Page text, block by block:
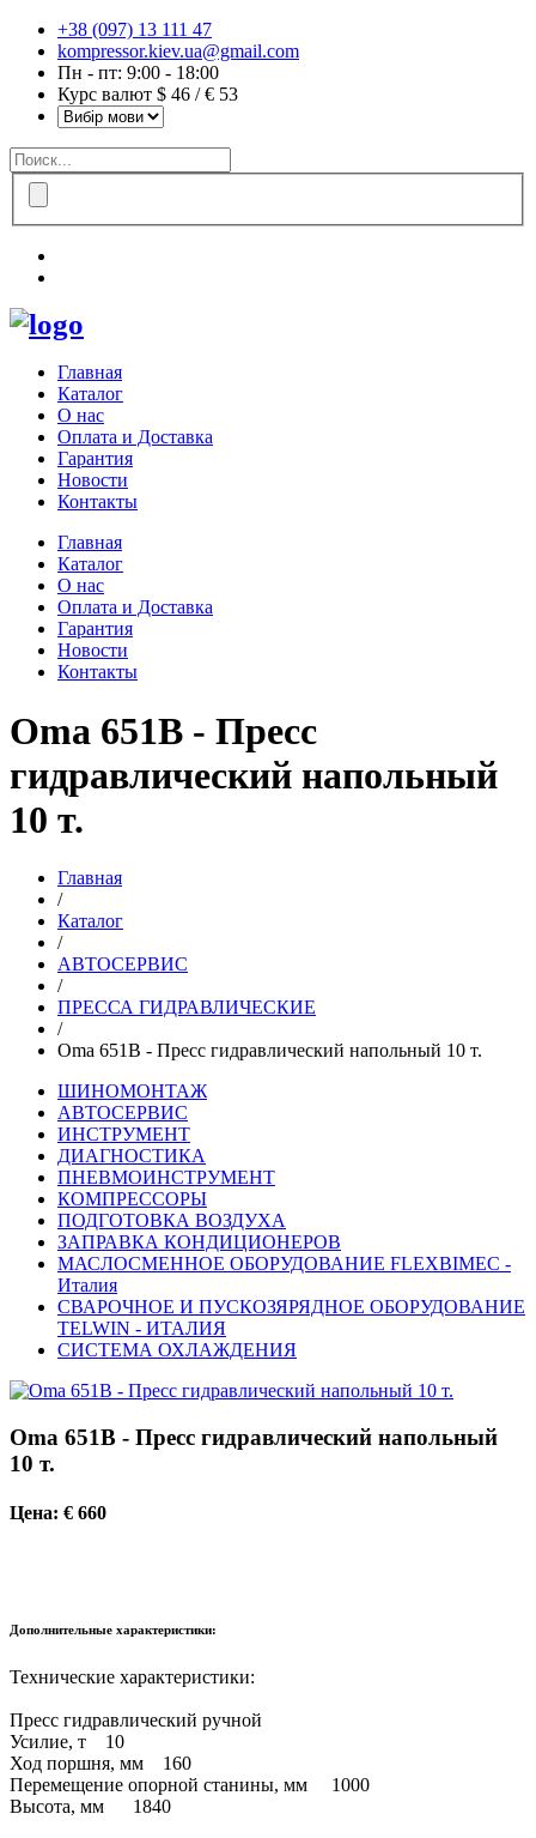
+38 (097) 13 111 47
kompressor.kiev.ua@gmail.com
Пн - пт: 9:00 - 18:00
Курс валют $ 46 / € 53
Главная
Каталог
О нас
Оплата и Доставка
Гарантия
Новости
Контакты
Главная
Каталог
О нас
Оплата и Доставка
Гарантия
Новости
Контакты
Oma 651B - Пресс
гидравлический напольный
10 т.
Главная
/
Каталог
/
АВТОСЕРВИС
/
ПРЕССА ГИДРАВЛИЧЕСКИЕ
/
Oma 651B - Пресс гидравлический напольный 10 т.
ШИНОМОНТАЖ
АВТОСЕРВИС
ИНСТРУМЕНТ
ДИАГНОСТИКА
ПНЕВМОИНСТРУМЕНТ
КОМПРЕССОРЫ
ПОДГОТОВКА ВОЗДУХА
ЗАПРАВКА КОНДИЦИОНЕРОВ
МАСЛОСМЕННОЕ ОБОРУДОВАНИЕ FLEXBIMEC -
Италия
СВАРОЧНОЕ И ПУСКОЗЯРЯДНОЕ ОБОРУДОВАНИЕ
TELWIN - ИТАЛИЯ
СИСТЕМА ОХЛАЖДЕНИЯ
Oma 651B - Пресс гидравлический напольный
10 т.
Цена: € 660
Дополнительные характеристики:
Технические характеристики:
Пресс гидравлический ручной
Усилие, т 10
Ход поршня, мм 160
Перемещение опорной станины, мм 1000
Высота, мм 1840